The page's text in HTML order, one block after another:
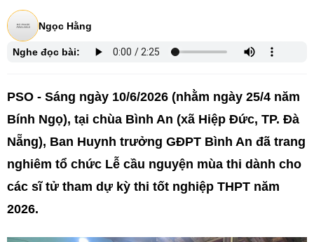
Ngọc Hằng
Nghe đọc bài:
PSO - Sáng ngày 10/6/2026 (nhằm ngày 25/4 năm
Bính Ngọ), tại chùa Bình An (xã Hiệp Đức, TP. Đà
Nẵng), Ban Huynh trưởng GĐPT Bình An đã trang
nghiêm tổ chức Lễ cầu nguyện mùa thi dành cho
các sĩ tử tham dự kỳ thi tốt nghiệp THPT năm
2026.